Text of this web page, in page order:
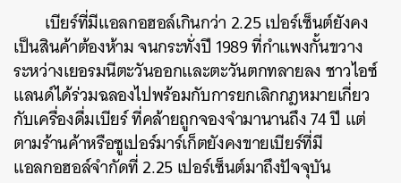
เบียร์ที่มีแอลกอฮอล์เกินกว่า 2.25 เปอร์เซ็นต์ยังคง
เป็นสินค้าต้องห้าม จนกระทั่งปี 1989 ที่กำแพงกั้นขวาง
ระหว่างเยอรมนีตะวันออกและตะวันตกทลายลง ชาวไอซ์
แลนด์ได้ร่วมฉลองไปพร้อมกับการยกเลิกกฎหมายเกี่ยว
กับเครื่องดื่มเบียร์ ที่คล้ายถูกจองจำมานานถึง 74 ปี แต่
ตามร้านค้าหรือซูเปอร์มาร์เก็ตยังคงขายเบียร์ที่มี
แอลกอฮอล์จำกัดที่ 2.25 เปอร์เซ็นต์มาถึงปัจจุบัน